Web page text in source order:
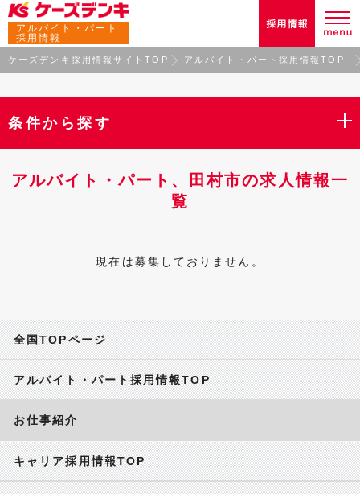
アルバイト・パート
採用情報
ケーズデンキ採用情報サイトTOP アルバイト・パート採用情報TOP
条件から探す
アルバイト・パート、田村市の求人情報一
覧
現在は募集しておりません。
全国TOPページ
アルバイト・パート採用情報TOP
お仕事紹介
キャリア採用情報TOP